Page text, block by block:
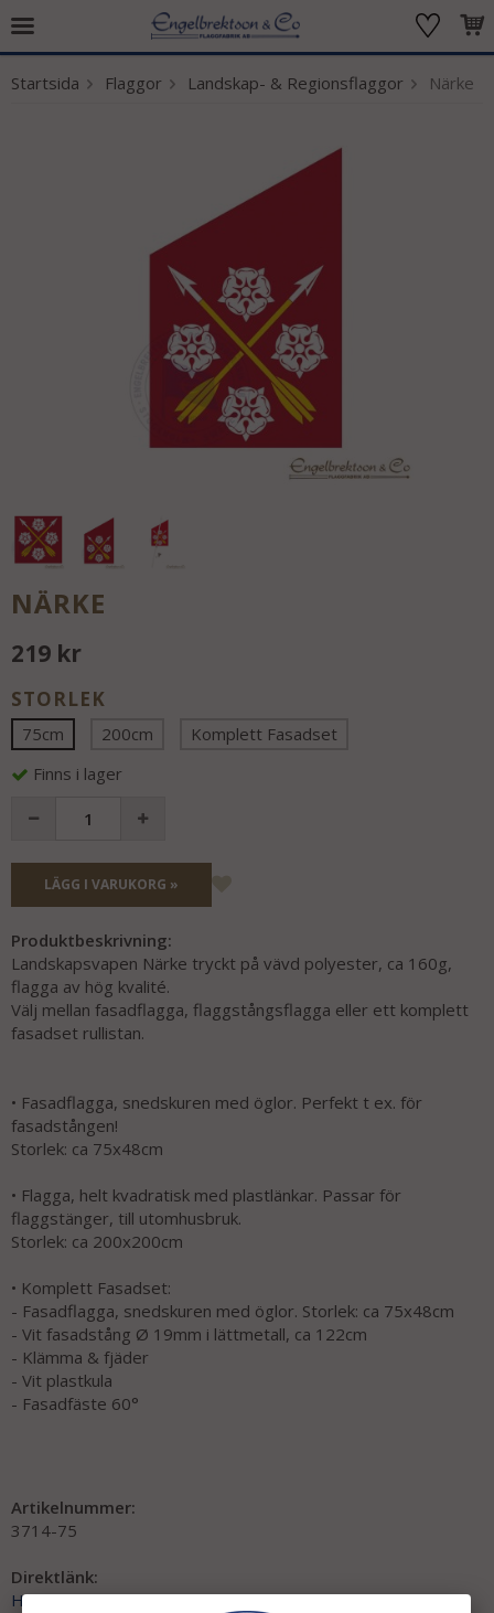
Produkten har blivit tillagd i varukorgen
Startsida Flaggor Landskap- & Regionsflaggor Närke
NÄRKE
219 kr
STORLEK
75cm 200cm
Komplett Fasadset
Finns i lager
LÄGG I VARUKORG »
Produktbeskrivning:
Landskapsvapen Närke tryckt på vävd polyester, ca 160g,
flagga av hög kvalité.
Välj mellan fasadflagga, flaggstångsflagga eller ett komplett
fasadset rullistan.
• Fasadflagga, snedskuren med öglor. Perfekt t ex. för
fasadstången!
Storlek: ca 75x48cm
• Flagga, helt kvadratisk med plastlänkar. Passar för
flaggstänger, till utomhusbruk.
Storlek: ca 200x200cm
• Komplett Fasadset:
- Fasadflagga, snedskuren med öglor. Storlek: ca 75x48cm
- Vit fasadstång Ø 19mm i lättmetall, ca 122cm
- Klämma & fjäder
- Vit plastkula
- Fasadfäste 60°
Artikelnummer:
3714-75
Direktlänk:
Högerklicka och kopiera adressen